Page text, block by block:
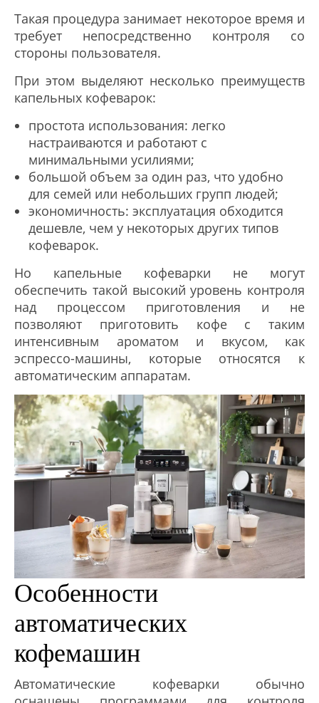
Такая процедура занимает некоторое время и
требует непосредственно контроля со
стороны пользователя.
При этом выделяют несколько преимуществ
капельных кофеварок:
простота использования: легко
настраиваются и работают с
минимальными усилиями;
большой объем за один раз, что удобно
для семей или небольших групп людей;
экономичность: эксплуатация обходится
дешевле, чем у некоторых других типов
кофеварок.
Но капельные кофеварки не могут
обеспечить такой высокий уровень контроля
над процессом приготовления и не
позволяют приготовить кофе с таким
интенсивным ароматом и вкусом, как
эспрессо-машины, которые относятся к
автоматическим аппаратам.
Особенности
автоматических
кофемашин
Автоматические кофеварки обычно